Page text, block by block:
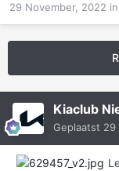
29 November, 2022 in
Kiaclub
Geplaatst 29